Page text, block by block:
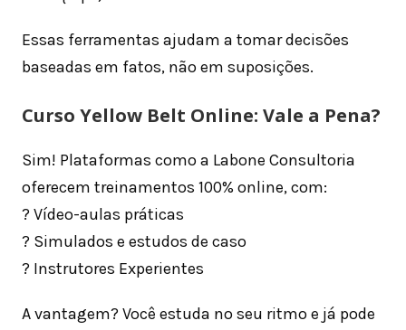
Essas ferramentas ajudam a tomar decisões
baseadas em fatos, não em suposições.
Curso Yellow Belt Online: Vale a Pena?
Sim! Plataformas como a Labone Consultoria
oferecem treinamentos 100% online, com:
? Vídeo-aulas práticas
? Simulados e estudos de caso
? Instrutores Experientes
A vantagem? Você estuda no seu ritmo e já pode